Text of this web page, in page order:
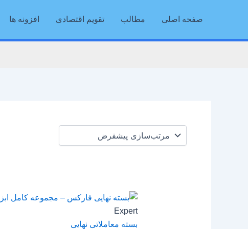
صفحه اصلی مطالب تقویم اقتصادی افزونه ها
Expert
بسته معاملاتی نهایی